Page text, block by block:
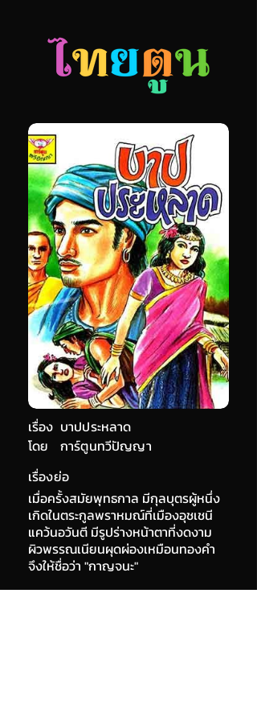
เรื่อง บาปประหลาด
การ์ตูนทวีปัญญา
โดย
เรื่องย่อ
เมื่อครั้งสมัยพุทธกาล มีกุลบุตรผู้หนึ่ง
เกิดในตระกูลพราหมณ์ที่เมืองอุชเชนี
แคว้นอวันตี มีรูปร่างหน้าตาที่งดงาม
ผิวพรรณเนียนผุดผ่องเหมือนทองคำ
จึงให้ชื่อว่า "กาญจนะ"